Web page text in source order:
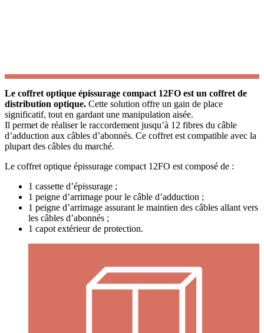
Le coffret optique épissurage compact 12FO est un coffret de
distribution optique. Cette solution offre un gain de place
significatif, tout en gardant une manipulation aisée.
Il permet de réaliser le raccordement jusqu’à 12 fibres du câble
d’adduction aux câbles d’abonnés. Ce coffret est compatible avec la
plupart des câbles du marché.
Le coffret optique épissurage compact 12FO est composé de :
1 cassette d’épissurage ;
1 peigne d’arrimage pour le câble d’adduction ;
1 peigne d’arrimage assurant le maintien des câbles allant vers
les câbles d’abonnés ;
1 capot extérieur de protection.